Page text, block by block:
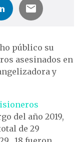
público su
asesinados en
y
del año 2019,
de 29